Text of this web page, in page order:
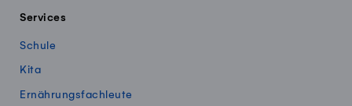
Services
Schule
Kita
Ernährungsfachleute